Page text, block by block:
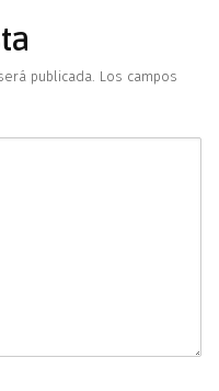
publicada. Los campos